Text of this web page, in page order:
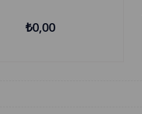
₺0,00